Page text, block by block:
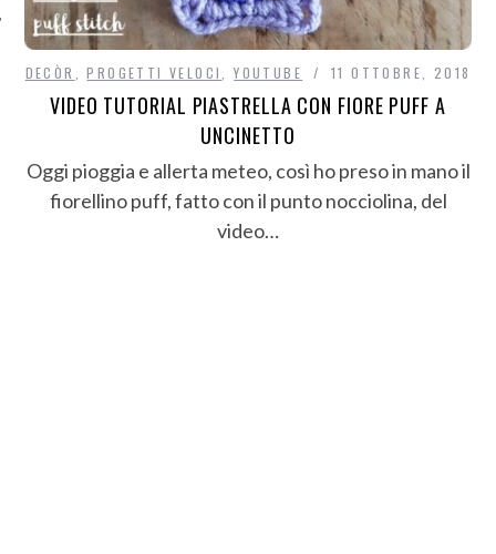
DECÒR ,PROGETTI VELOCI ,YOUTUBE 11 OTTOBRE, 2018
VIDEO TUTORIAL PIASTRELLA CON FIORE PUFF A
UNCINETTO
Oggi pioggia e allerta meteo, così ho preso in mano il
fiorellino puff, fatto con il punto nocciolina, del
video…